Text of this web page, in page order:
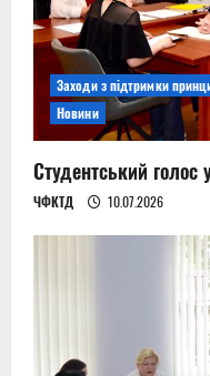
Заходи з підтримки
Новини
Студентський голос
ЧФКТД 10.07.2026